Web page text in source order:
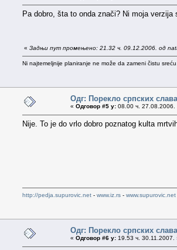
Pa dobro, šta to onda znači? Ni moja
« Задњи пут промењено: 21.32 ч. 09.12.2006. од
Ni najtemeljnije planiranje ne može da zameni čistu
Одг: Порекло српских слава
« Одговор #5 у: 08.00 ч. 27.08.2006.
Nije. To je do vrlo dobro poznatog kulta
http://pedja.supurovic.net - www.iz.rs - www.supurovic.net
Одг: Порекло српских слава
« Одговор #6 у: 19.53 ч. 30.11.2007.